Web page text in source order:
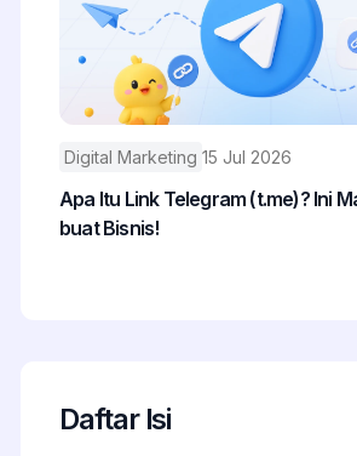
Digital Marketing 15 Jul 2026
Apa Itu Link Telegram (t.me)? Ini
buat Bisnis!
Daftar Isi